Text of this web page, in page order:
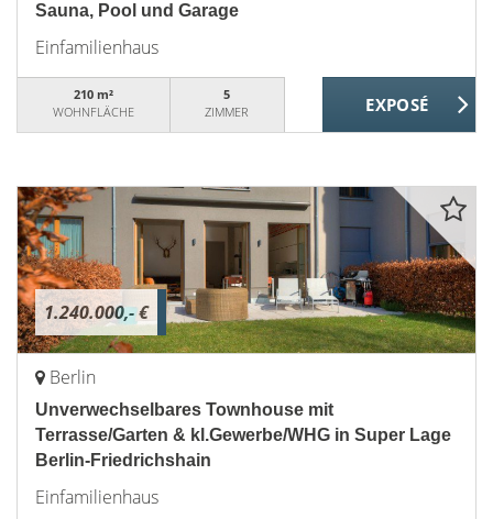
Sauna, Pool und Garage
Einfamilienhaus
210 m²
WOHNFLÄCHE
5
ZIMMER
1.240.000,- €
Berlin
Unverwechselbares Townhouse mit
Terrasse/Garten & kl.Gewerbe/WHG in Super Lage
Berlin-Friedrichshain
Einfamilienhaus